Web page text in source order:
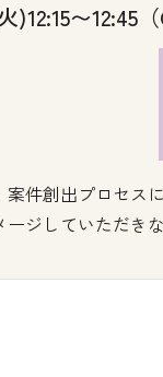
)12:15〜12:45（
件創出プロセス
ージしていただき